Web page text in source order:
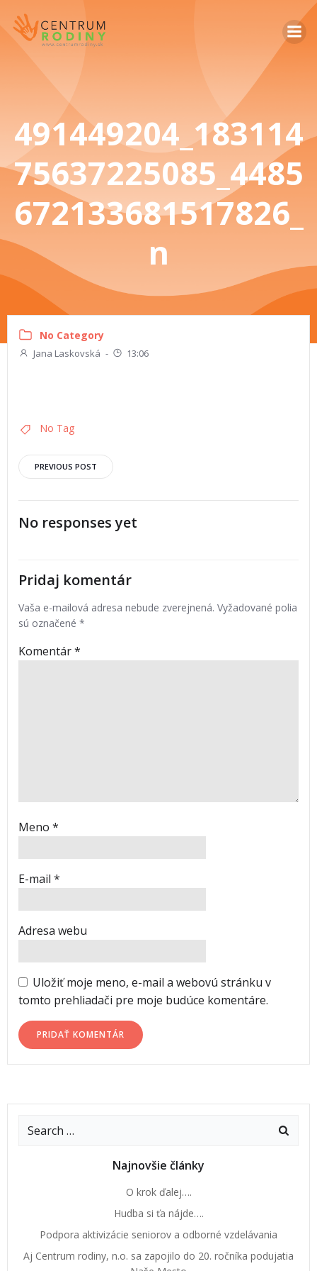
491449204_183114
75637225085_4485
672133681517826_
n
No Category
Jana Laskovská - 13:06
No Tag
PREVIOUS POST
No responses yet
Pridaj komentár
Vaša e-mailová adresa nebude zverejnená. Vyžadované polia
sú označené *
Komentár*
Meno *
E-mail *
Adresa webu
Uložiť moje meno, e-mail a webovú stránku v
tomto prehliadači pre moje budúce komentáre.
Najnovšie články
O krok ďalej….
Hudba si ťa nájde….
Podpora aktivizácie seniorov a odborné vzdelávania
Aj Centrum rodiny, n.o. sa zapojilo do 20. ročníka podujatia